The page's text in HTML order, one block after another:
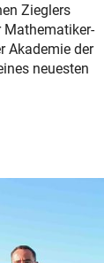
Zieglers
Mathematiker-
Akademie der
neuesten